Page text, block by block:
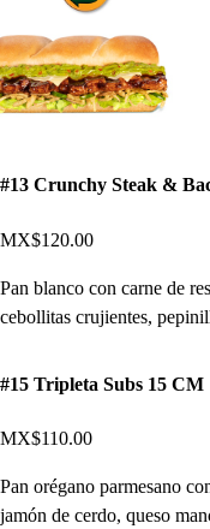
#13 Crunchy Steak &
MX$120.00
Pan blanco con carne de
cebollitas crujientes,
#15 Tripleta Subs 15 CM
MX$110.00
Pan orégano parmesano
jamón de cerdo, queso